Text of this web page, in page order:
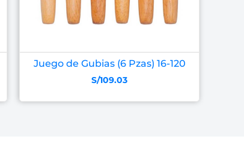
Juego de Gubias (6 Pzas) 16-120
S/109.03